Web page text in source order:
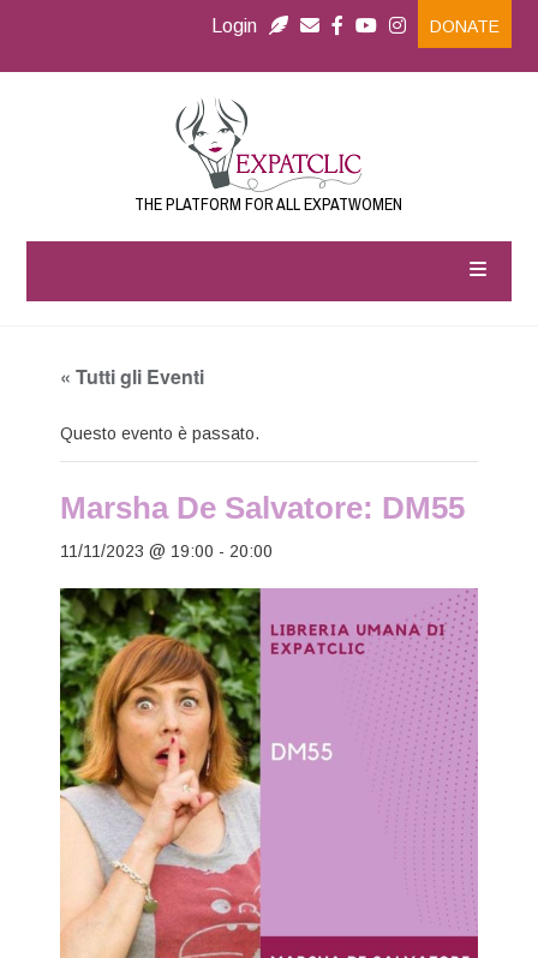
Login DONATE
THE PLATFORM FOR ALL EXPATWOMEN
« Tutti gli Eventi
Questo evento è passato.
Marsha De Salvatore: DM55
11/11/2023 @ 19:00 - 20:00